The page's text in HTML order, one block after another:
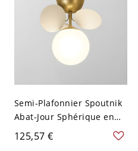
Semi-Plafonnier Spoutnik
Abat-Jour Sphérique en
Verre Lampe Semi-
Encastrée Style Moderne -
125,57 €